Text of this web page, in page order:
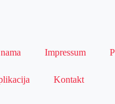
Impressum
Kontakt